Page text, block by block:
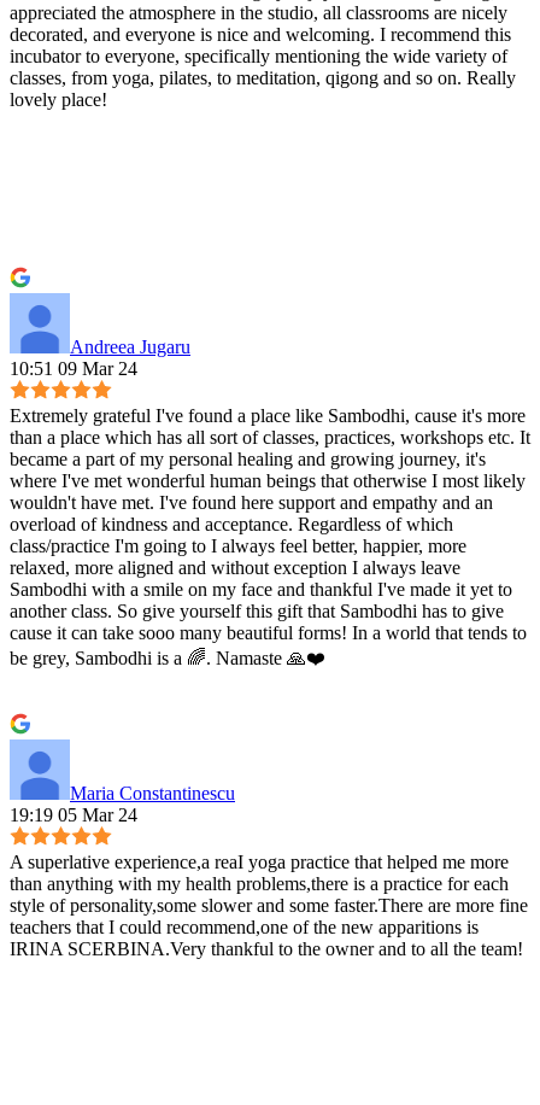
appreciated the atmosphere in the studio, all classrooms are nicely
decorated, and everyone is nice and welcoming. I recommend this
incubator to everyone, specifically mentioning the wide variety of
classes, from yoga, pilates, to meditation, qigong and so on. Really
lovely place!
Andreea Jugaru
10:51 09 Mar 24
Extremely grateful I've found a place like Sambodhi, cause it's more
than a place which has all sort of classes, practices, workshops etc. It
became a part of my personal healing and growing journey, it's
where I've met wonderful human beings that otherwise I most likely
wouldn't have met. I've found here support and empathy and an
overload of kindness and acceptance. Regardless of which
class/practice I'm going to I always feel better, happier, more
relaxed, more aligned and without exception I always leave
Sambodhi with a smile on my face and thankful I've made it yet to
another class. So give yourself this gift that Sambodhi has to give
cause it can take sooo many beautiful forms! In a world that tends to
be grey, Sambodhi is a 🌈. Namaste 🙏❤️
Maria Constantinescu
19:19 05 Mar 24
A superlative experience,a reaI yoga practice that helped me more
than anything with my health problems,there is a practice for each
style of personality,some slower and some faster.There are more fine
teachers that I could recommend,one of the new apparitions is
IRINA SCERBINA.Very thankful to the owner and to all the team!